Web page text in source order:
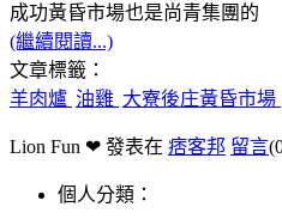
成功黃昏市場也是尚青集團的
(繼續閱讀...)
文章標籤：
羊肉爐 油雞 大寮後庄黃昏市場
Lion Fun ❤ 發表在 痞客邦 留言
個人分類：